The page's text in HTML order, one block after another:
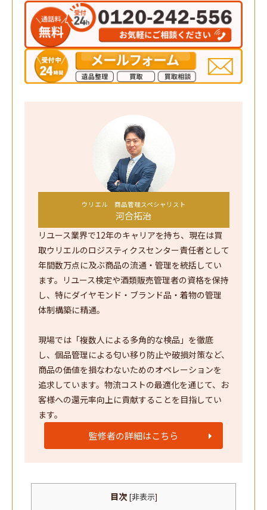
ウリエル 商品管理スペシャリスト
河合拓治
リユース業界で12年のキャリアを持ち、現在は買
取ウリエルのロジスティクスセンター責任者として
年間数万点に及ぶ商品の流通・管理を統括してい
ます。リユース検定や酒類販売管理者の資格を保持
し、特にダイヤモンド・ブランド品・着物の管理
体制構築に精通。
現場では「複数人による多角的な検品」を徹底
し、個品管理による匂い移り防止や破損対策など、
商品の価値を損なわないためのオペレーションを
追求しています。物流コストの最適化を通じて、お
客様への還元率向上に貢献することを目指してい
ます。
監修者の詳細はこちら
目次 [非表示]